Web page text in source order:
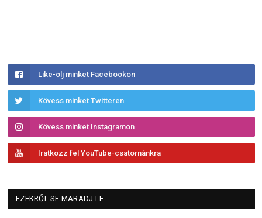
Like-olj minket Facebookon
Kövess minket Twitteren
Kövess minket Instagramon
Iratkozz fel YouTube-csatornánkra
EZEKRŐL SE MARADJ LE